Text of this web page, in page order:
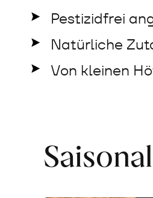
Pestizidfrei
Natürliche
Von kleinen